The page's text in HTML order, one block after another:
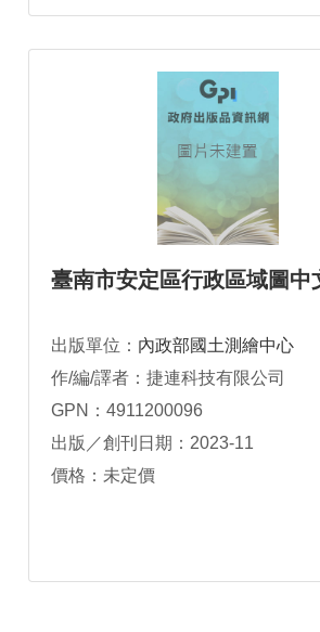
臺南市安定區行政區域圖中
出版單位： 內政部國土測繪中心
作/編/譯者：捷連科技有限公司
GPN：4911200096
出版／創刊日期：2023-11
價格：未定價